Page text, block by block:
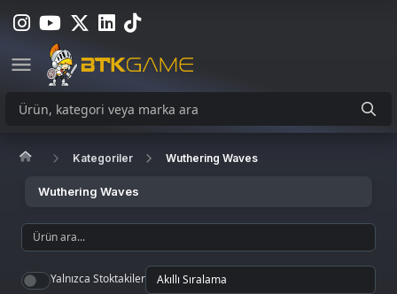
Kategoriler Wuthering Waves
Wuthering Waves
Yalnızca Stoktakiler